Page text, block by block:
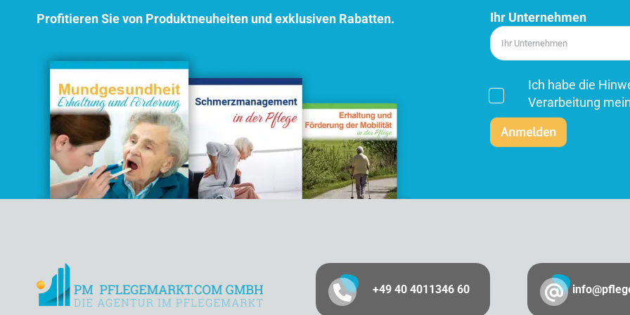
Profitieren Sie von Produktneuheiten und exklusiven Rabatten. Ihr Unternehmen
Ich habe die
Verarbeitung
+49 40 4011346 60